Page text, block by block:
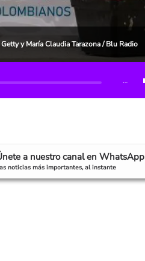
y María Claudia Tarazona / Blu Radio
…
a nuestro canal en WhatsApp
noticias más importantes, al instante